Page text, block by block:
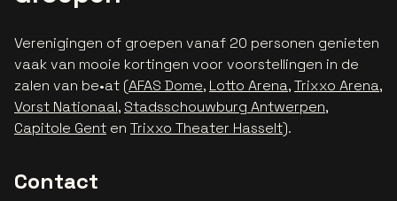
Verenigingen of groepen vanaf 20 personen genieten
vaak van mooie kortingen voor voorstellingen in de
zalen van be•at (AFAS Dome, Lotto Arena,Trixxo Arena,
Vorst Nationaal, Stadsschouwburg Antwerpen,
Capitole Gent en Trixxo Theater Hasselt).
Contact